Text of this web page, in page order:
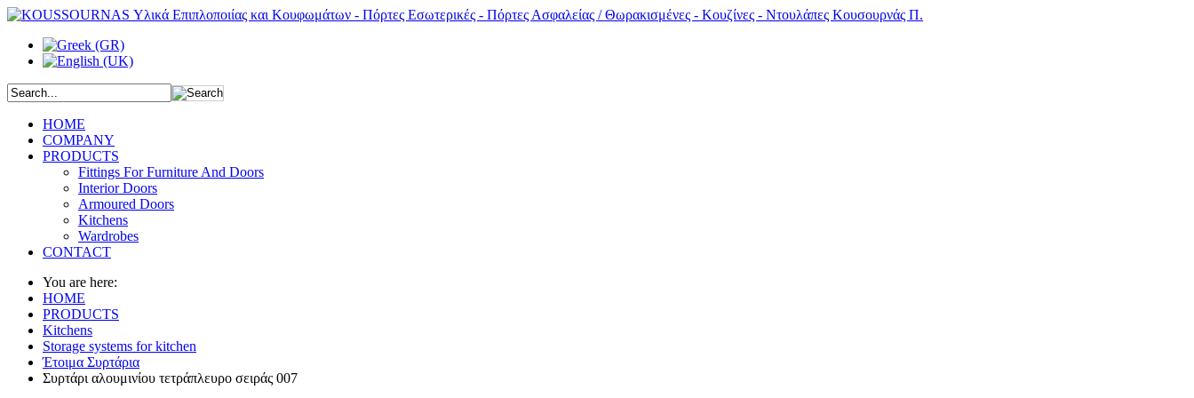
HOME
COMPANY
PRODUCTS
Fittings For Furniture And Doors
Interior Doors
Armoured Doors
Kitchens
Wardrobes
CONTACT
You are here:
HOME
PRODUCTS
Kitchens
Storage systems for kitchen
Έτοιμα Συρτάρια
Συρτάρι αλουμινίου τετράπλευρο σειράς 007